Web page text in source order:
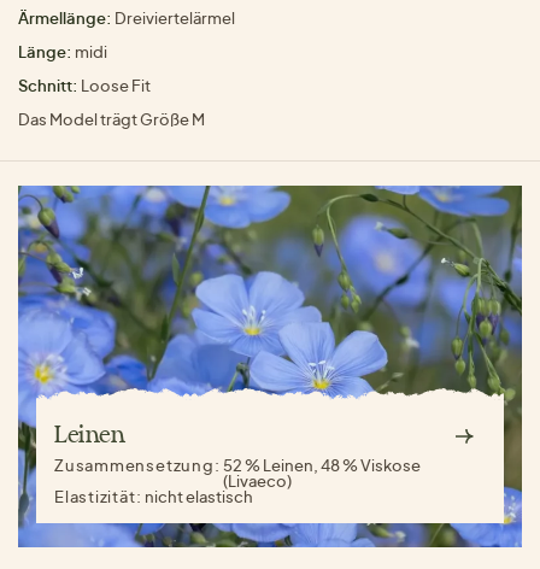
Ärmellänge: Dreiviertelärmel
Länge: midi
Schnitt: Loose Fit
Das Model trägt Größe M
Leinen
Zusammensetzung: 52 % Leinen, 48 % Viskose
(Livaeco)
Elastizität: nicht elastisch